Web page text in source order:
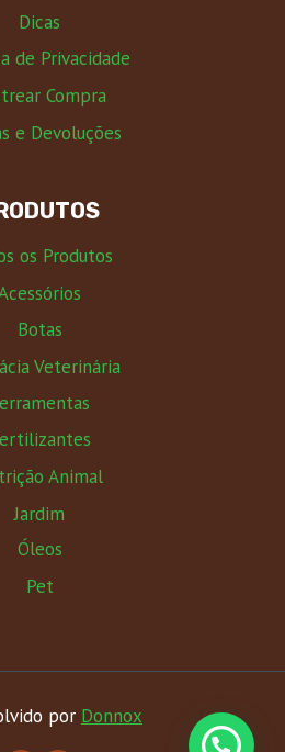
Dicas
de Privacidade
Compra
e Devoluções
os Produtos
Botas
Veterinária
Animal
Jardim
Óleos
Pet
por Donnox